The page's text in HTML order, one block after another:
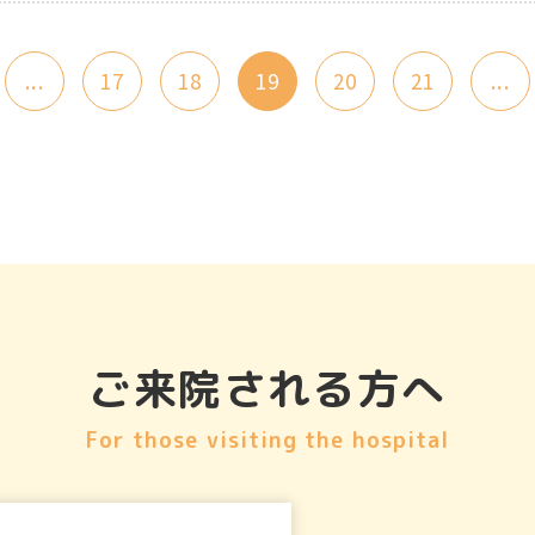
... 17 18 19 20 21 ...
ご来院される方へ
For those visiting the hospital